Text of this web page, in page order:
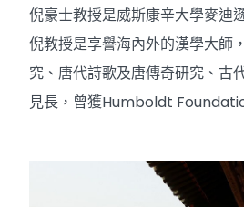
倪豪士 教授（
倪豪士教授是威斯康辛大學麥迪
倪教授是享譽海內外的漢學大師
究、唐代詩歌及唐傳奇研究、古
見長，曾獲Humboldt